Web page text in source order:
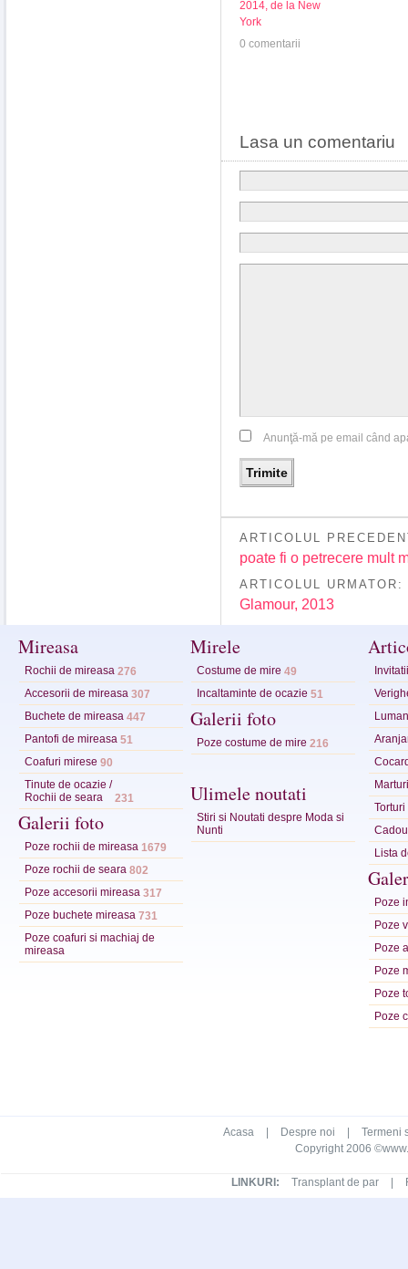
2014, de la New
York
0 comentarii
Lasa un comentariu
Anunţă-mă pe email când
ARTICOLUL
poate fi o petrecere mult
ARTICOLUL URMATOR:
Glamour, 2013
Mireasa
Rochii de mireasa 276
Accesorii de mireasa 307
Buchete de mireasa 447
Pantofi de mireasa 51
Coafuri mirese 90
Tinute de ocazie /
Rochii de seara
231
Galerii foto
Poze rochii de mireasa 1679
Poze rochii de seara 802
Poze accesorii mireasa 317
Poze buchete mireasa 731
Poze coafuri si machiaj de
mireasa
Mirele
Costume de mire 49
Incaltaminte de ocazie 51
Galerii foto
Poze costume de mire 216
Ulimele noutati
Stiri si Noutati despre Moda si
Nunti
Lista
Poze
Poze
Poze
Poze
Poze
Poze
Acasa Despre noi
Termeni
Copyright 2006
LINKURI: Transplant de par